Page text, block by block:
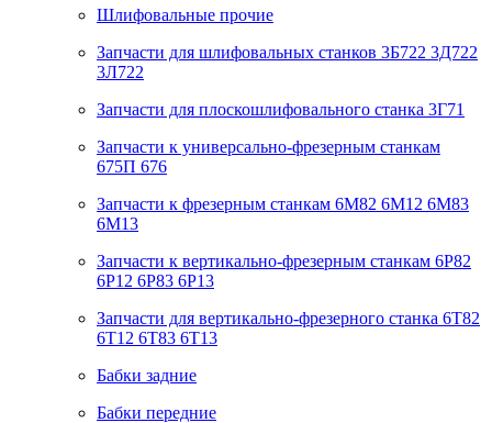
Шлифовальные прочие
Запчасти для шлифовальных станков 3Б722 3Д722
3Л722
Запчасти для плоскошлифовального станка 3Г71
Запчасти к универсально-фрезерным станкам
675П 676
Запчасти к фрезерным станкам 6М82 6М12 6М83
6М13
Запчасти к вертикально-фрезерным станкам 6Р82
6Р12 6Р83 6Р13
Запчасти для вертикально-фрезерного станка 6Т82
6Т12 6Т83 6Т13
Бабки задние
Бабки передние